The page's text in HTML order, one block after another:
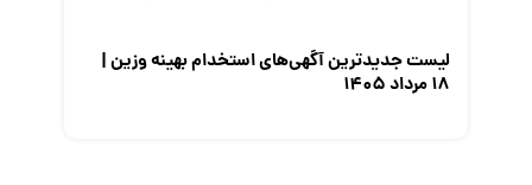
لیست جدیدترین آگهی‌های استخدام بهینه وزین |
۱۸ مرداد ۱۴۰۵